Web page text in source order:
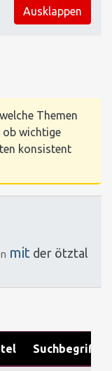
Ausklappen
Themen
wichtige
konsistent
mit der ötztal
Suchbegriffe